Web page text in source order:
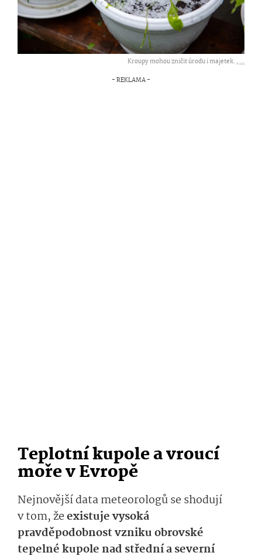
Kroupy mohou zničit úrodu i majetek. ,...
Teplotní kupole a vroucí
moře v Evropě
Nejnovější data meteorologů se shodují
v tom, žeexistuje vysoká
pravděpodobnost vzniku obrovské
tepelné kupole nad střední a severní